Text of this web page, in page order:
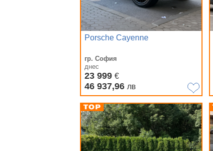
Porsche Cayenne
гр. София
днес
23 999 €
46 937,96 лв